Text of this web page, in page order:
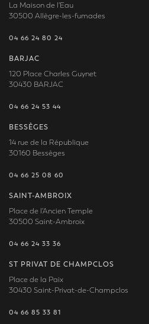
La Maison de l'Eau
30500 Allègre-les-fumades
04 66 24 80 24
BARJAC
120 Place Charles Guynet
30430 BARJAC
04 66 24 53 44
BESSÈGES
14 rue de la République
30160 Bessèges
04 66 25 08 60
SAINT-AMBROIX
Place de l'Ancien Temple
30500 Saint-Ambroix
04 66 24 33 36
ST PRIVAT DE CHAMPCLOS
Place de la Paix
30430 Saint-Privat-de-Champclos
04 66 85 33 81